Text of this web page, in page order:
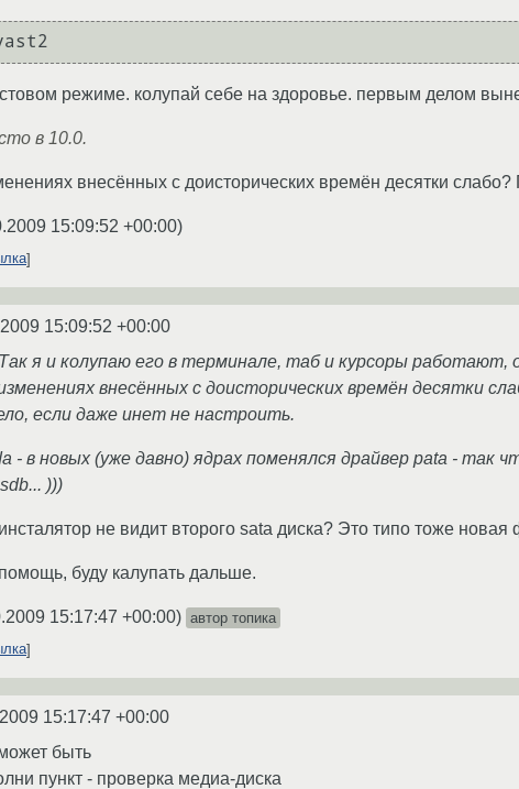
режиме. колупай себе на здоровье. первым делом
в 10.0.
внесённых с доисторических времён десятки слабо?
15:09:52 +00:00)
15:09:52 +00:00
я и колупаю его в терминале, таб и курсоры работают,
внесённых с доисторических времён десятки
если даже инет не настроить.
- в новых (уже давно) ядрах поменялся драйвер pata - так
)))
не видит второго sata диска? Это типо тоже новая
буду калупать дальше.
15:17:47 +00:00) автор топика
15:17:47 +00:00
быть
пункт - проверка медиа-диска